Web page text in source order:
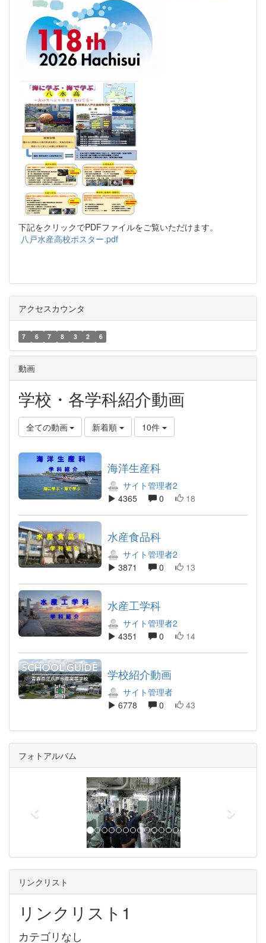
下記をクリックでPDFファイルをご覧いただけます。
八戸水産高校ポスター.pdf
アクセスカウンタ
7 6 7 8 3 2 6
動画
学校・各学科紹介動画
全ての動画 新着順 10件
海洋生産科
サイト管理者2
4365
0 18
水産食品科
サイト管理者2
3871
0 13
水産工学科
サイト管理者2
4351
0 14
学校紹介動画
サイト管理者
6778
0 43
フォトアルバム
e
o
u
x
リンクリスト
リンクリスト1
カテゴリなし